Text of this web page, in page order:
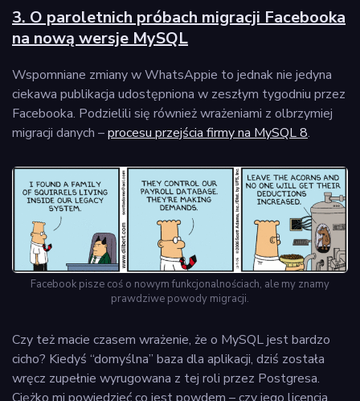
3. O paroletnich próbach migracji Facebooka
na nową wersje MySQL
Wspomniane zmiany w WhatsAppie to jednak nie jedyna
ciekawa publikacja udostępniona w zeszłym tygodniu przez
Facebooka. Podzielili się również wrażeniami z olbrzymiej
migracji danych –procesu przejścia firmy na MySQL 8.
Facebook pisze coś o nowym funkcjonalnościach, ale my znamy
prawdziwe powody migracji.
Czy też macie czasem wrażenie, że o MySQL jest bardzo
cicho? Kiedyś “domyślna” baza dla aplikacji, dziś została
wręcz zupełnie wyrugowana z tej roli przez Postgresa.